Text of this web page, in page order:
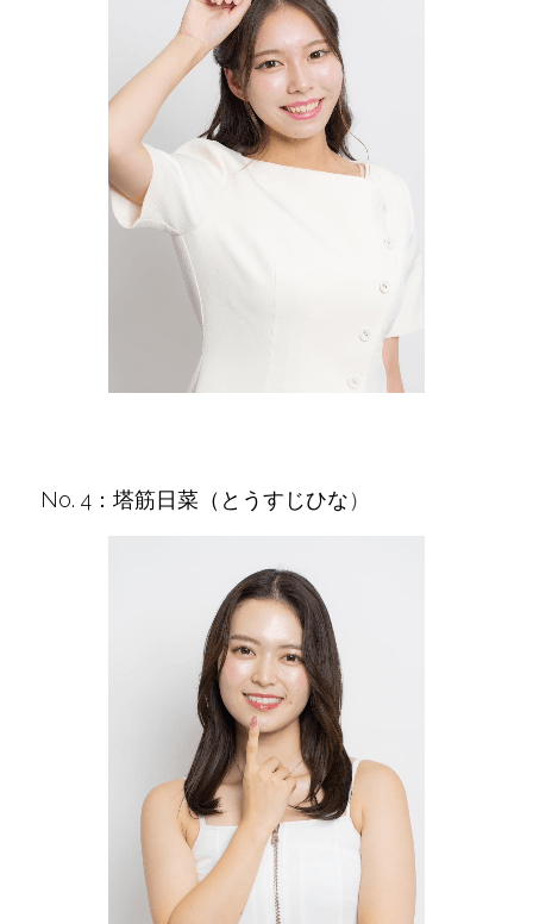
No. 4：塔筋日菜（とうすじひな）